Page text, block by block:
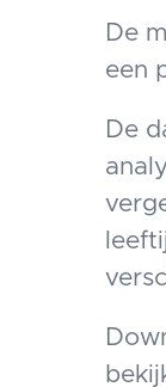
De
een
De